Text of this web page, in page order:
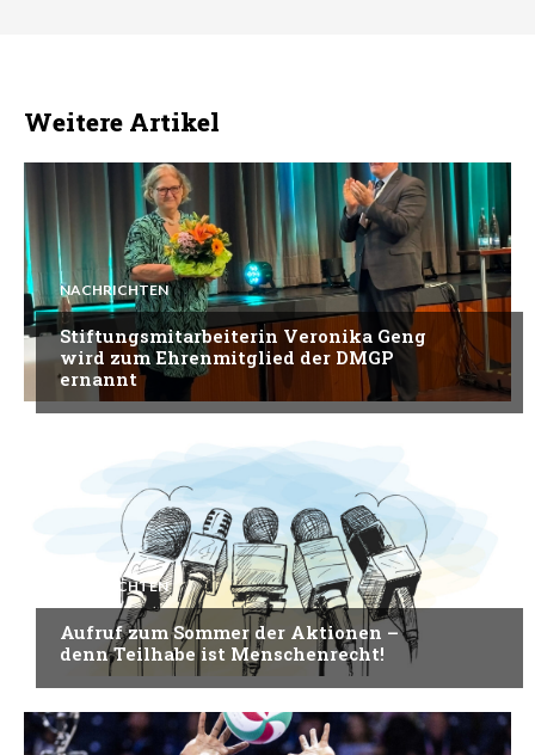
Weitere Artikel
NACHRICHTEN
Stiftungsmitarbeiterin Veronika Geng
wird zum Ehrenmitglied der DMGP
ernannt
NACHRICHTEN
Aufruf zum Sommer der Aktionen –
denn Teilhabe ist Menschenrecht!